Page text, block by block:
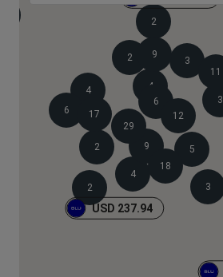
12
29
18
3
11
17
5
9
9
6
3
2
4
6
4
2
2
4
3
2
USD 237.94